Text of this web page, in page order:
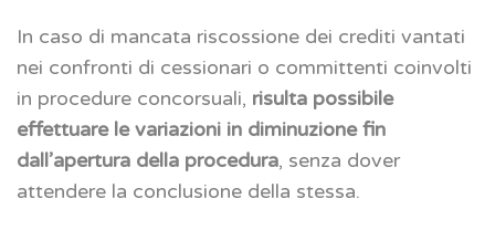
In caso di mancata riscossione dei crediti vantati
nei confronti di cessionari o committenti coinvolti
in procedure concorsuali, risulta possibile
effettuare le variazioni in diminuzione fin
dall’apertura della procedura, senza dover
attendere la conclusione della stessa.